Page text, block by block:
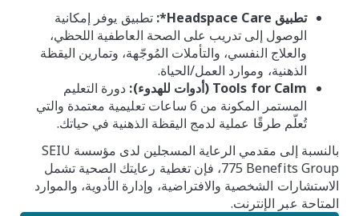
تطبيق Headspace Care*:
تطبيق يوفر إمكانية
الوصول إلى تدريب على الصحة العاطفية اللحظي،
والعلاج النفسي، والتأملات المُوجّهة، وتمارين اليقظة
الذهنية، وموارد العمل/الحياة.
Tools for Calm (أدوات للهدوء):
دورة التعليم
المستمر المكونة من 6 ساعات تعليمية معتمدة والتي
تُعلّم طرقًا عملية لدمج اليقظة الذهنية في حياتك.
بالنسبة إلى مقدمي الرعاية المسجلين لدى مؤسسة SEIU
775 Benefits Group، فإن تغطية رعايتك الصحية تشمل
الاستشارات الشخصية والافتراضية، وإدارة الأدوية، والموارد
المتاحة عبر الإنترنت.